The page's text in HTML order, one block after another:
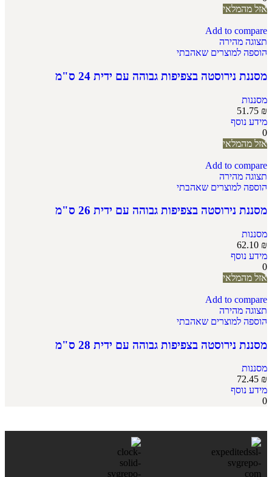
אזל מהמלאי
Add to compare
תצוגה מהירה
הוספה למוצרים שאהבתי
מסננת נירוסטה בצפיפות גבוהה עם ידית 24 ס"מ
מסננות
51.75 ₪
מידע נוסף
0
אזל מהמלאי
Add to compare
תצוגה מהירה
הוספה למוצרים שאהבתי
מסננת נירוסטה בצפיפות גבוהה עם ידית 26 ס"מ
מסננות
62.10 ₪
מידע נוסף
0
אזל מהמלאי
Add to compare
תצוגה מהירה
הוספה למוצרים שאהבתי
מסננת נירוסטה בצפיפות גבוהה עם ידית 28 ס"מ
מסננות
72.45 ₪
מידע נוסף
0